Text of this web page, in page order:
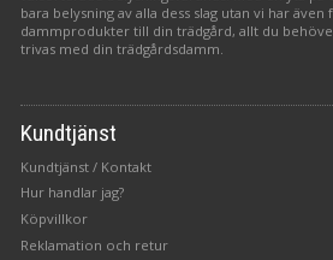
bara belysning av alla dess slag utan vi har
dammprodukter till din trädgård, allt du
trivas med din trädgårdsdamm.
Kundtjänst
Kundtjänst / Kontakt
Hur handlar jag?
Köpvillkor
Reklamation och retur